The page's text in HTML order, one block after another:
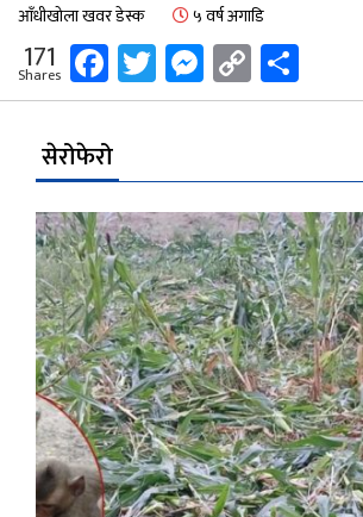
आँधीखोला खवर डेस्क ५ वर्ष अगाडि
171
Shares Facebook
Twitter
Messenger
Copy
Link
सेरोफेरो